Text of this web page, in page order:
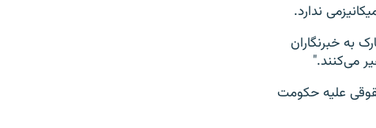
ندارد.
به خبرنگاران
می‌کنند."
علیه حکومت